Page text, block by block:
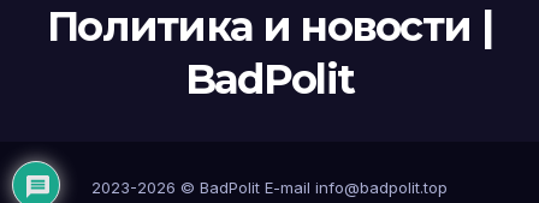
Политика и новости |
BadPolit
2023-2026 © BadPolit E-mail info@badpolit.top